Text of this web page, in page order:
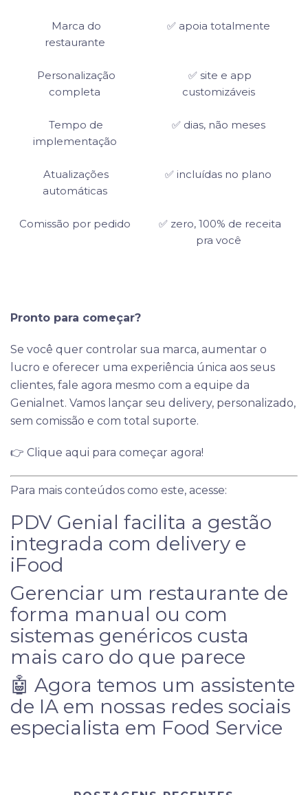
Marca do
restaurante
✅ apoia totalmente
Personalização
completa
✅ site e app
customizáveis
Tempo de
implementação
✅ dias, não meses
Atualizações
automáticas
✅ incluídas no plano
Comissão por pedido
✅ zero, 100% de receita
pra você
Pronto para começar?
Se você quer controlar sua marca, aumentar o
lucro e oferecer uma experiência única aos seus
clientes, fale agora mesmo com a equipe da
Genialnet. Vamos lançar seu delivery, personalizado,
sem comissão e com total suporte.
👉 Clique aqui para começar agora!
Para mais conteúdos como este, acesse:
PDV Genial facilita a gestão
integrada com delivery e
iFood
Gerenciar um restaurante de
forma manual ou com
sistemas genéricos custa
mais caro do que parece
🤖 Agora temos um assistente
de IA em nossas redes sociais
especialista em Food Service